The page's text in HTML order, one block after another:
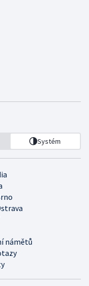
Systém
námětů